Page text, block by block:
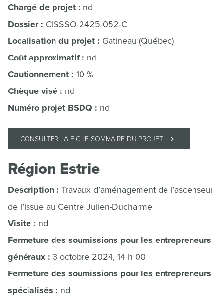
Chargé de projet : nd
Dossier : CISSSO-2425-052-C
Localisation du projet : Gatineau (Québec)
Coût approximatif : nd
Cautionnement : 10 %
Chèque visé : nd
Numéro projet BSDQ : nd
CONSULTER LA FICHE SOMMAIRE DU PROJET
Région Estrie
Description : Travaux d’aménagement de l’ascenseur
de l’issue au Centre Julien-Ducharme
Visite : nd
Fermeture des soumissions pour les entrepreneurs
généraux : 3 octobre 2024, 14 h 00
Fermeture des soumissions pour les entrepreneurs
spécialisés : nd